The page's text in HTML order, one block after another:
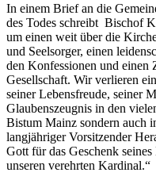
In einem Brief an die
des Todes schreibt Bischof
um einen weit über die
und Seelsorger, einen
den Konfessionen und einen
Gesellschaft. Wir verlieren
seiner Lebensfreude, seiner
Glaubenszeugnis in den
Bistum Mainz sondern auch
langjähriger Vorsitzender
Gott für das Geschenk
unseren verehrten Kardinal.“